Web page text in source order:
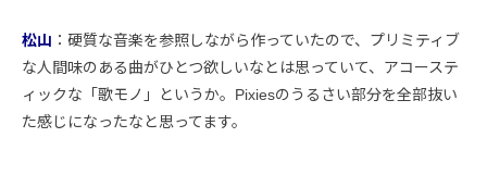
松山 ：硬質な音楽を参照しながら作っていたので、プリミティブ
な人間味のある曲がひとつ欲しいなとは思っていて、アコーステ
ィックな「歌モノ」というか。Pixiesのうるさい部分を全部抜い
た感じになったなと思ってます。